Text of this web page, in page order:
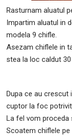
Rasturnam aluatul
Impartim aluatul in
modela 9 chifle.
Asezam chiflele in
stea la loc caldut
Dupa ce au crescut
cuptor la foc
La fel vom proceda
Scoatem chiflele